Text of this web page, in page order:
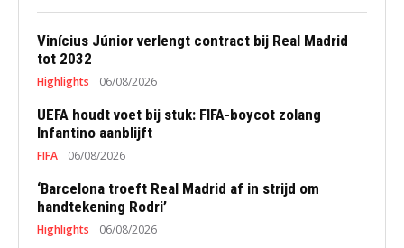
Vinícius Júnior verlengt contract bij Real Madrid
tot 2032
Highlights 06/08/2026
UEFA houdt voet bij stuk: FIFA-boycot zolang
Infantino aanblijft
FIFA 06/08/2026
‘Barcelona troeft Real Madrid af in strijd om
handtekening Rodri’
Highlights 06/08/2026